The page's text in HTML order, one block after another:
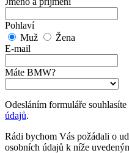
Pohlaví
Muž
Žena
E-mail
Máte BMW?
Odesláním formuláře souhlasíte
údajů.
Rádi bychom Vás požádali o
osobních údajů k níže